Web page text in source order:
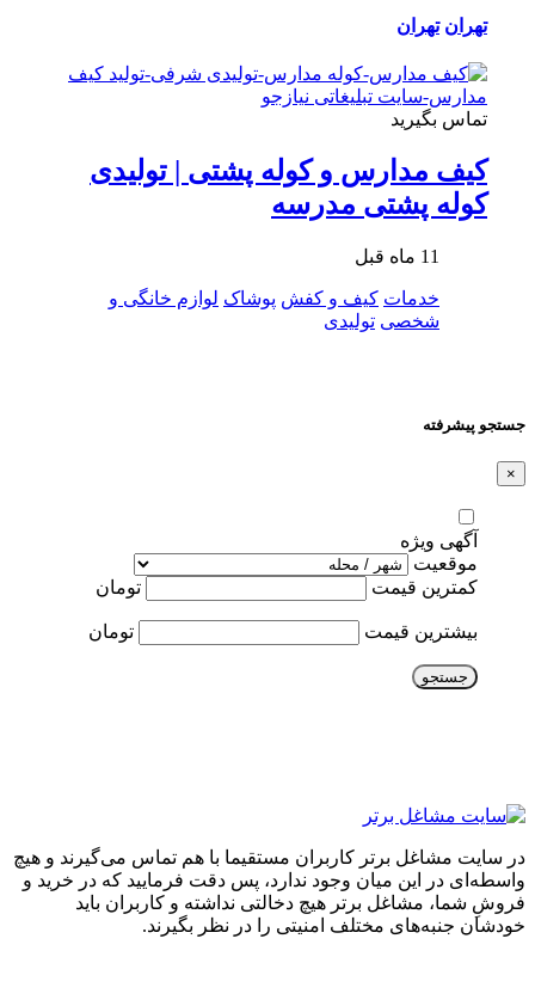
تهران تهران
تماس بگیرید
کیف مدارس و کوله پشتی | تولیدی
کوله پشتی مدرسه
11 ماه قبل
خدمات کیف و کفش پوشاک لوازم خانگی و
شخصی تولیدی
جستجو پیشرفته
×
آگهی ویژه
موقعیت
کمترین قیمت
تومان
بیشترین قیمت تومان
جستجو
در سایت مشاغل برتر کاربران مستقیما با هم تماس می‌گیرند و هیچ
واسطه‌ای در این میان وجود ندارد، پس دقت فرمایید که در خرید و
فروشِ شما، مشاغل برتر هیچ دخالتی نداشته و کاربران باید
خودشان جنبه‌های مختلف امنیتی را در نظر بگیرند.